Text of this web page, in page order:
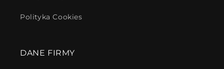
Polityka Cookies
DANE FIRMY